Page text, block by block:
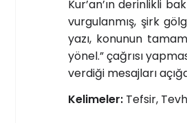
Kur’an’ın derinlikli
vurgulanmış, şirk
yazı, konunun
yönel.” çağrısı
verdiği mesajları
Kelimeler: Tefsir,